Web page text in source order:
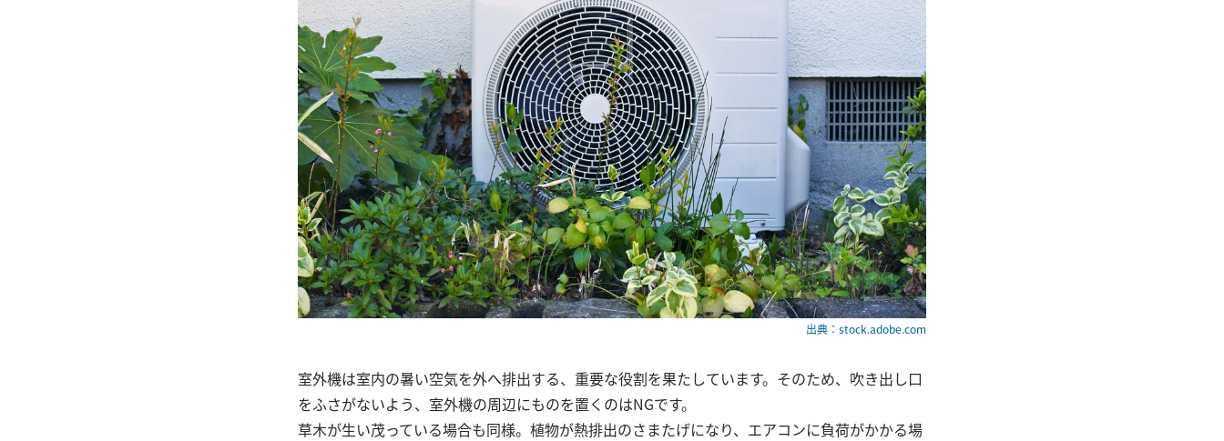
出典：stock.adobe.com
室外機は室内の暑い空気を外へ排出する、重要な役割を果たしています。そのため、吹き出し口
をふさがないよう、室外機の周辺にものを置くのはNGです。
草木が生い茂っている場合も同様。植物が熱排出のさまたげになり、エアコンに負荷がかかる場